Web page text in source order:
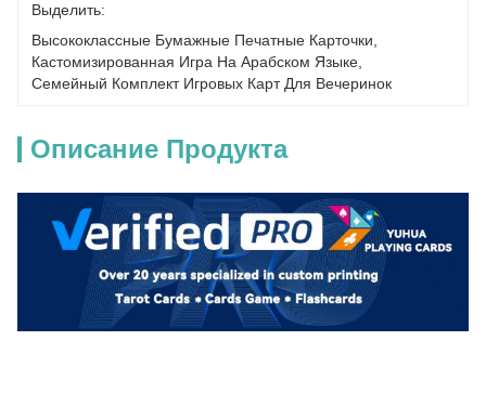
Выделить:
Высококлассные Бумажные Печатные Карточки
Кастомизированная Игра На Арабском Языке
Семейный Комплект Игровых Карт Для Вечеринок
Описание Продукта